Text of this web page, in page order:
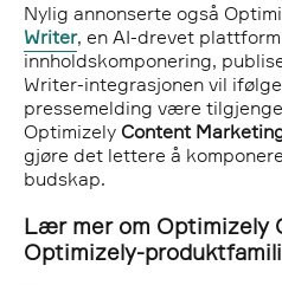
Nylig annonserte også
Writer, en AI-drevet
innholdskomponering,
Writer-integrasjonen vil
pressemelding være
Optimizely Content
gjøre det lettere å
budskap.
Lær mer om Optimizely
Optimizely-